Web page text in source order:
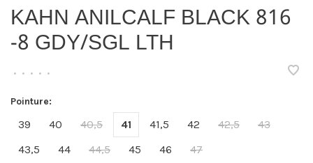
KAHN ANILCALF BLACK 816
-8 GDY/SGL LTH
• • • • •
Pointure:
39 40 40,5 41 41,5 42 42,5
43
43,5
44 44,5 45 46 47